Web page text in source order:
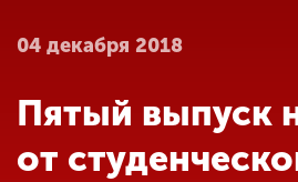
Абитуриенту
04 декабря 2018
Пятый выпуск
от